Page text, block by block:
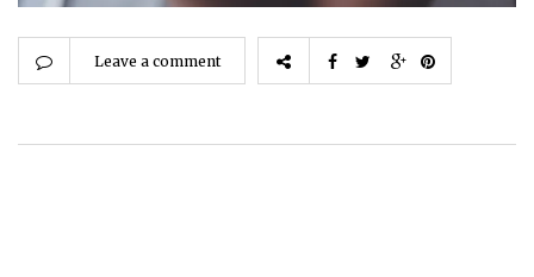
Leave a comment